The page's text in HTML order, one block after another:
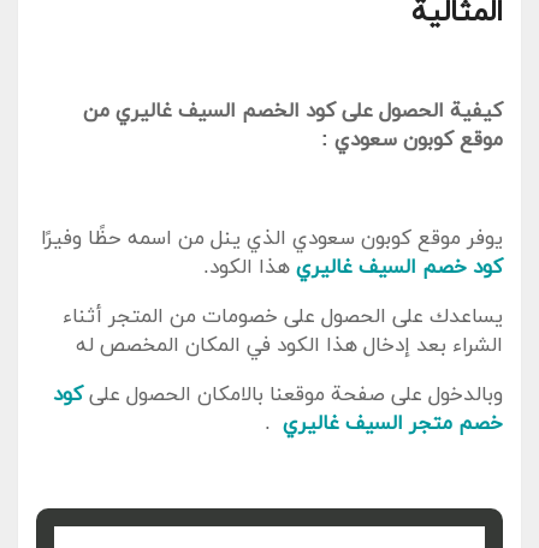
المثالية
كيفية الحصول على كود الخصم السيف غاليري من
موقع كوبون سعودي :
يوفر موقع كوبون سعودي الذي ينل من اسمه حظًا وفيرًا
كود خصم السيف غاليري هذا الكود.
يساعدك على الحصول على خصومات من المتجر أثناء
الشراء بعد إدخال هذا الكود في المكان المخصص له
وبالدخول على صفحة موقعنا بالامكان الحصول علىكود
خصم متجر السيف غاليري .